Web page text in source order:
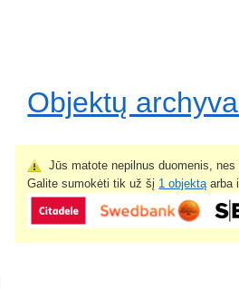
Objektų
Jūs matote nepilnus duomenis,
Galite sumokėti tik už šį 1 objektą arba